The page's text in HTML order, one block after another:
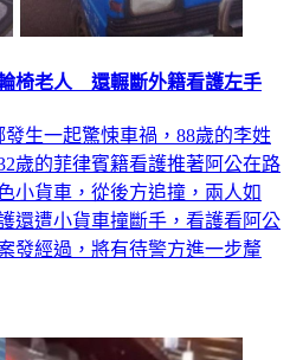
椅老人 還輾斷外籍看護左手
生一起驚悚車禍，88歲的李姓
歲的菲律賓籍看護推著阿公在路
小貨車，從後方追撞，兩人如
還遭小貨車撞斷手，看護看阿公
發經過，將有待警方進一步釐